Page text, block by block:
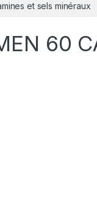
et sels minéraux
60